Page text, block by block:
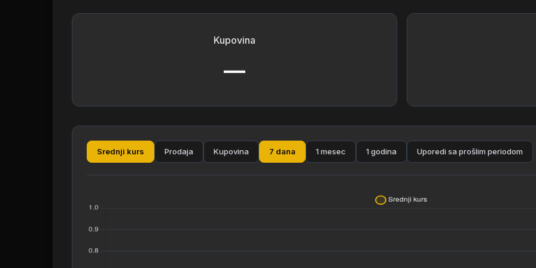
Kupovina
—
Srednji kurs Prodaja Kupovina 7 dana 1 mesec 1 godina Uporedi sa prošlim periodom